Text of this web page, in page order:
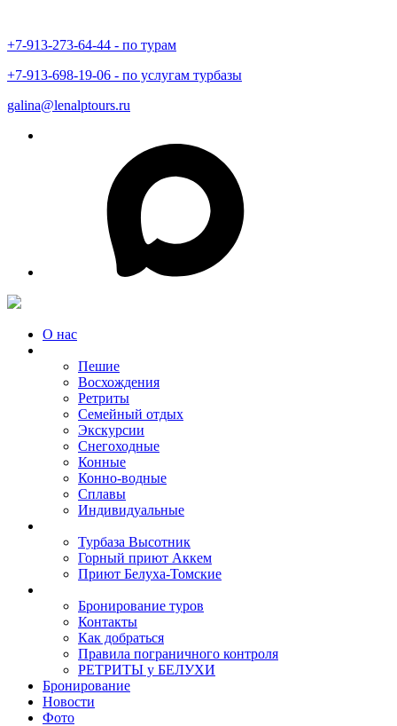
+7-913-273-64-44 - по турам
+7-913-698-19-06 - по услугам турбазы
galina@lenalptours.ru
О нас
Пешие
Восхождения
Ретриты
Семейный отдых
Экскурсии
Снегоходные
Конные
Конно-водные
Сплавы
Индивидуальные
Турбаза Высотник
Горный приют Аккем
Приют Белуха-Томские
Бронирование туров
Контакты
Как добраться
Правила пограничного контроля
РЕТРИТЫ у БЕЛУХИ
Бронирование
Новости
Фото